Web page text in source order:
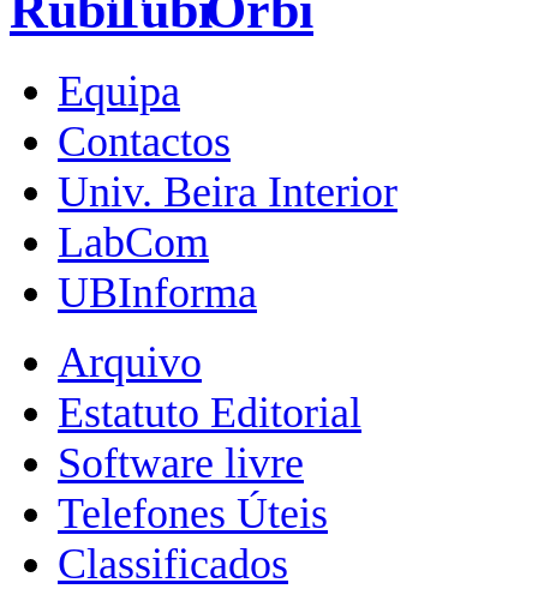
Equipa
Contactos
Univ. Beira Interior
LabCom
UBInforma
Arquivo
Estatuto Editorial
Software livre
Telefones Úteis
Classificados